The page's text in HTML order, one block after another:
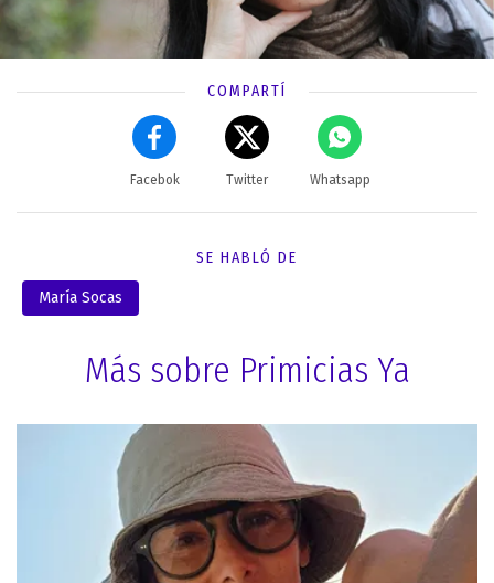
COMPARTÍ
Facebok Twitter Whatsapp
SE HABLÓ DE
María Socas
Más sobre Primicias Ya